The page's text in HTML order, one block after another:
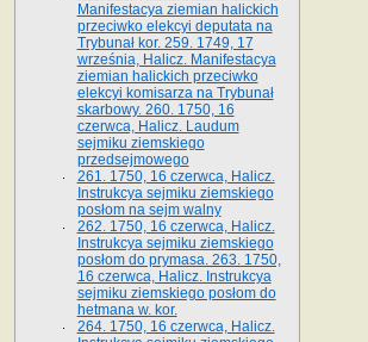
Manifestacya ziemian halickich
przeciwko elekcyi deputata na
Trybunał kor. 259. 1749, 17
września, Halicz. Manifestacya
ziemian halickich przeciwko
elekcyi komisarza na Trybunał
skarbowy. 260. 1750, 16
czerwca, Halicz. Laudum
sejmiku ziemskiego
przedsejmowego
261. 1750, 16 czerwca, Halicz.
Instrukcya sejmiku ziemskiego
posłom na sejm walny
262. 1750, 16 czerwca, Halicz.
Instrukcya sejmiku ziemskiego
posłom do prymasa. 263. 1750,
16 czerwca, Halicz. Instrukcya
sejmiku ziemskiego posłom do
hetmana w. kor.
264. 1750, 16 czerwca, Halicz.